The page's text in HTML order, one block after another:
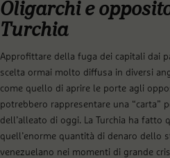
Oligarchi e
Turchia
Approfittare della fuga dei capitali dai
scelta ormai molto diffusa in diversi
come quello di aprire le porte agli
potrebbero rappresentare una “carta”
dell’alleato di oggi. La Turchia ha fatto
quell’enorme quantità di denaro dello
venezuelano nei momenti di grande